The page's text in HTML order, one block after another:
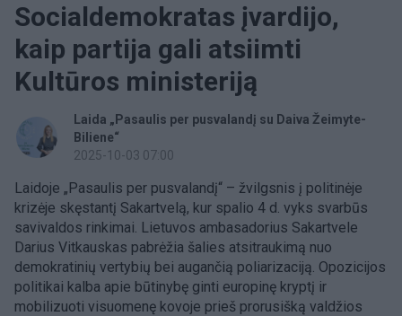
Socialdemokratas įvardijo,
kaip partija gali atsiimti
Kultūros ministeriją
Laida „Pasaulis per pusvalandį su Daiva Žeimyte-
Biliene“
2025-10-03 07:00
Laidoje „Pasaulis per pusvalandį“ – žvilgsnis į politinėje
krizėje skęstantį Sakartvelą, kur spalio 4 d. vyks svarbūs
savivaldos rinkimai. Lietuvos ambasadorius Sakartvele
Darius Vitkauskas pabrėžia šalies atsitraukimą nuo
demokratinių vertybių bei augančią poliarizaciją. Opozicijos
politikai kalba apie būtinybę ginti europinę kryptį ir
mobilizuoti visuomenę kovoje prieš prorusišką valdžios